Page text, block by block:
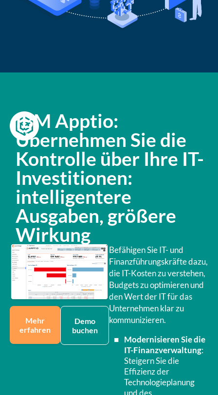
IBM Apptio:
Übernehmen Sie die
Kontrolle über Ihre IT-
Investitionen:
intelligentere
Ausgaben, größere
Wirkung
Mehr
erfahren
Demo
buchen
Befähigen Sie IT- und
Finanzführungskräfte dazu,
die IT-Kosten zu verstehen,
Budgets zu optimieren und
den Wert der IT für das
Unternehmen klar zu
kommunizieren.
Modernisieren Sie die
IT-Finanzverwaltung:
Steigern Sie die
Effizienz der
Technologieplanung
und des